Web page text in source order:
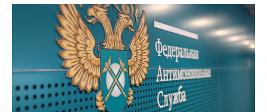
региональном министерстве образования. - Платформа ТОР
“Моя школа” объединит все школьные сервисы в единую
безопасную государственную экосистему. Предполагается, что
переход пройдёт максимально комфортно для пользователей».
Привычные функции - оценки, расписание, домашние задания,
связь с учителями, знакомые пользователям экосистемы
«Госуслуги Моя школа», не просто сохранятся, они будут
собраны в одном месте, подчеркнули в ведомстве. Причём в
этом случае переход на ТОР станет вообще незаметным.